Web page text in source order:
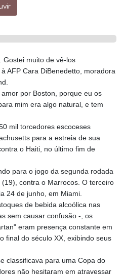
Gostei muito de vê-los
AFP Cara DiBenedetto, moradora
por Boston, porque eu os
mim era algo natural, e tem
mil torcedores escoceses
para a estreia de sua
o Haiti, no último fim de
para o jogo da segunda rodada
contra o Marrocos. O terceiro
24 de junho, em Miami.
de bebida alcoólica nas
sem causar confusão -, os
eram presença constante em
final do século XX, exibindo seus
classificava para uma Copa do
não hesitaram em atravessar